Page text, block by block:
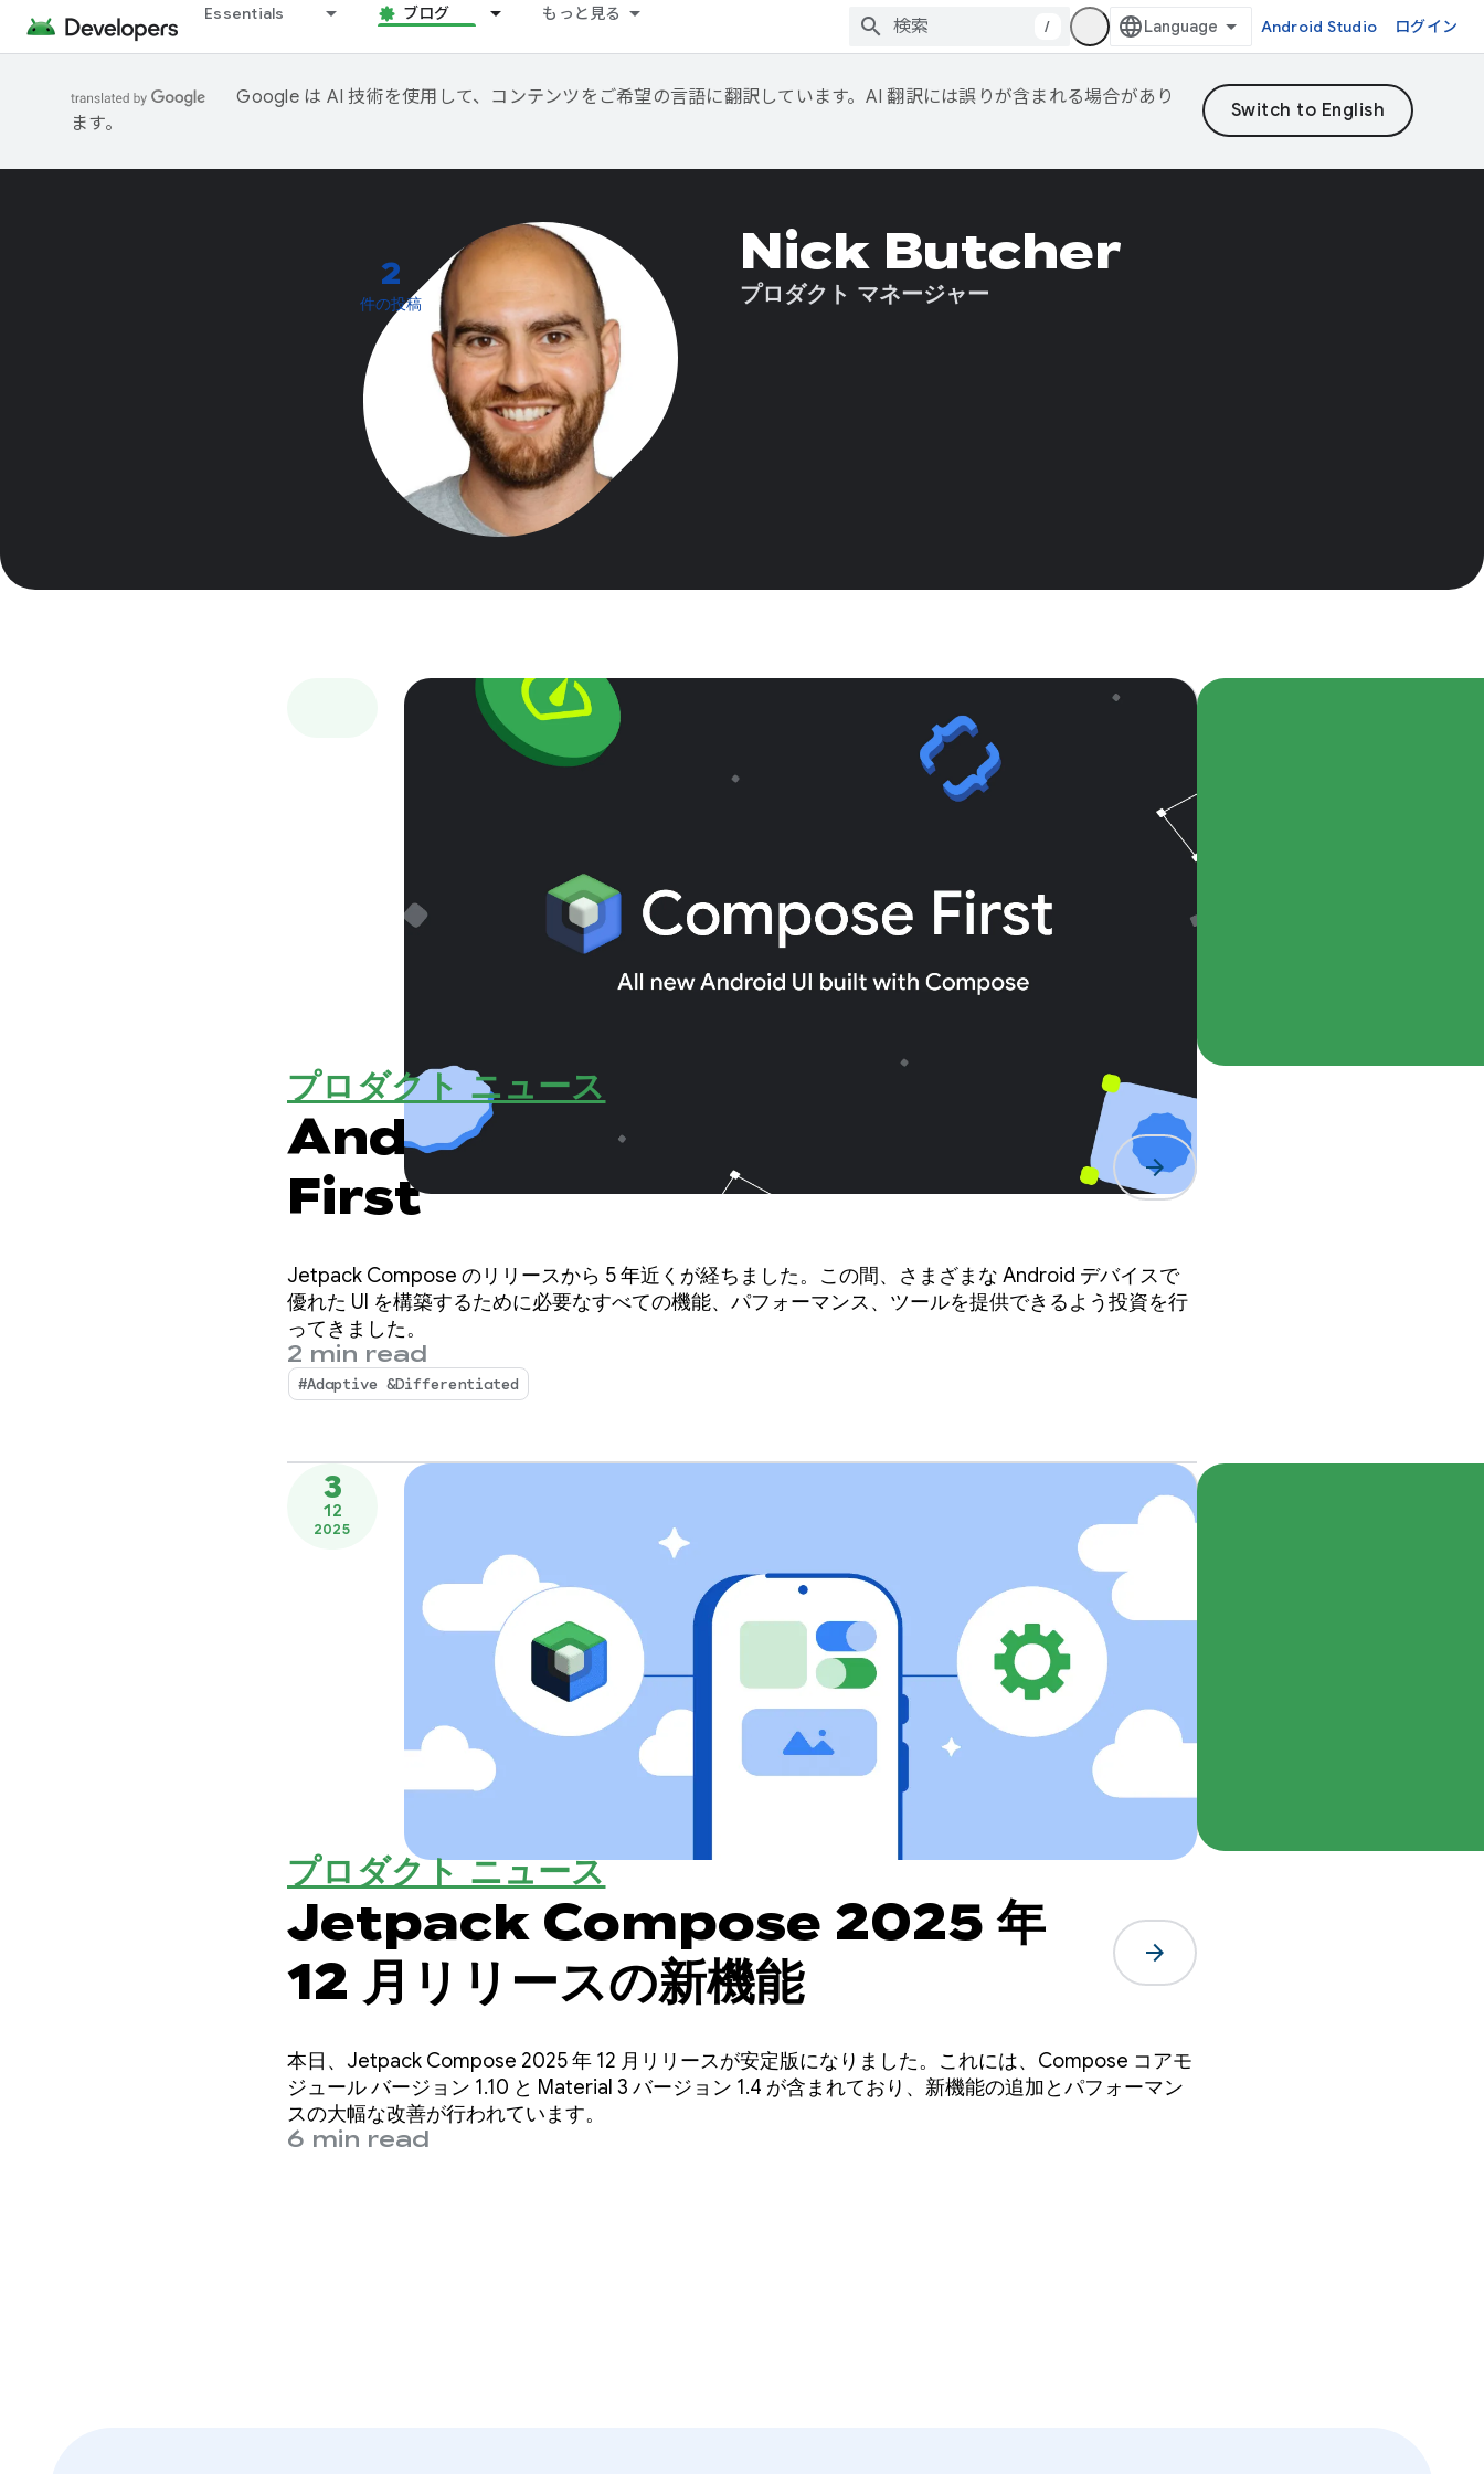
Essentials ブログ もっと見る
/ Android Studio ログイン
Google は AI 技術を使用して、コンテンツをご希望の言語に翻訳しています。AI 翻訳には誤りが含まれる場合があり
ます。
2
件の投稿
Nick Butcher
プロダクト マネージャー
プロダクト ニュース
Android UI 開発は Compose
First
arrow_forward
Jetpack Compose のリリースから 5 年近くが経ちました。この間、さまざまな Android デバイスで
優れた UI を構築するために必要なすべての機能、パフォーマンス、ツールを提供できるよう投資を行
ってきました。
2 min read
#Adaptive &Differentiated
3
12
2025
プロダクト ニュース
Jetpack Compose 2025 年
12 月リリースの新機能
arrow_forward
本日、Jetpack Compose 2025 年 12 月リリースが安定版になりました。これには、Compose コアモ
ジュール バージョン 1.10 と Material 3 バージョン 1.4 が含まれており、新機能の追加とパフォーマン
スの大幅な改善が行われています。
6 min read